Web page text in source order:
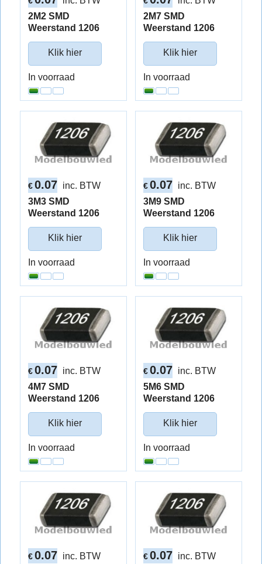
2M2 SMD
Weerstand 1206
Klik hier
In voorraad
2M7 SMD
Weerstand 1206
Klik hier
In voorraad
€ 0.07 inc. BTW
3M3 SMD
Weerstand 1206
Klik hier
In voorraad
€0.07 inc. BTW
3M9 SMD
Weerstand 1206
Klik hier
In voorraad
€ 0.07 inc. BTW
4M7 SMD
Weerstand 1206
Klik hier
In voorraad
€0.07 inc. BTW
5M6 SMD
Weerstand 1206
Klik hier
In voorraad
€ 0.07 inc. BTW
€0.07 inc. BTW